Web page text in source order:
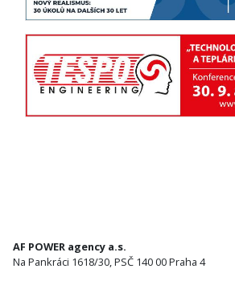
AF POWER agency a.s.
Na Pankráci 1618/30, PSČ 140 00 Praha 4